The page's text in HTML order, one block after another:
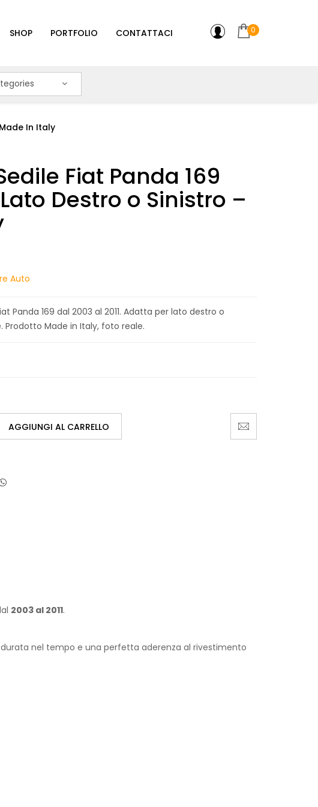
SHOP PORTFOLIO CONTATTACI 0
In Italy
Fiat Panda 169
Destro o Sinistro –
Auto
Panda 169 dal 2003 al 2011. Adatta per lato destro o
Prodotto Made in Italy, foto reale.
AGGIUNGI AL CARRELLO
2003 al 2011.
nel tempo e una perfetta aderenza al rivestimento